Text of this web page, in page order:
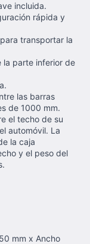
incluida.
rápida y
transportar la
la parte inferior de
las barras
de 1000 mm.
el techo de su
automóvil. La
la caja
y el peso del
mm x Ancho